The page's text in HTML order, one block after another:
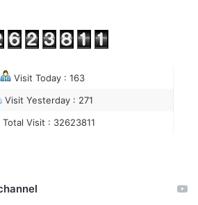
Visit Today : 163
Visit Yesterday : 271
Total Visit : 32623811